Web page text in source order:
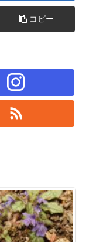
コピー